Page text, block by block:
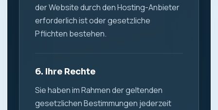
der Website durch den Hosting-Anbieter
erforderlich ist oder gesetzliche
Pflichten bestehen.
6. Ihre Rechte
Sie haben im Rahmen der geltenden
gesetzlichen Bestimmungen jederzeit